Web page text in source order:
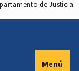
de Justicia.
Menú